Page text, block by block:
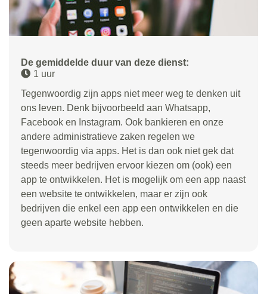
De gemiddelde duur van deze dienst:
1 uur
Tegenwoordig zijn apps niet meer weg te denken uit
ons leven. Denk bijvoorbeeld aan Whatsapp,
Facebook en Instagram. Ook bankieren en onze
andere administratieve zaken regelen we
tegenwoordig via apps. Het is dan ook niet gek dat
steeds meer bedrijven ervoor kiezen om (ook) een
app te ontwikkelen. Het is mogelijk om een app naast
een website te ontwikkelen, maar er zijn ook
bedrijven die enkel een app een ontwikkelen en die
geen aparte website hebben.